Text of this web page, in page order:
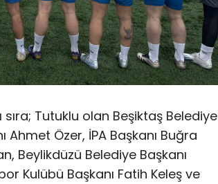
Tutuklu olan Beşiktaş Belediye
Ahmet Özer, İPA Başkanı Buğra
Beylikdüzü Belediye Başkanı
Kulübü Başkanı Fatih Keleş ve